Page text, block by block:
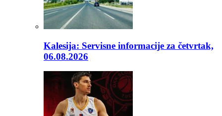
Kalesija: Servisne informacije za četvrtak,
06.08.2026